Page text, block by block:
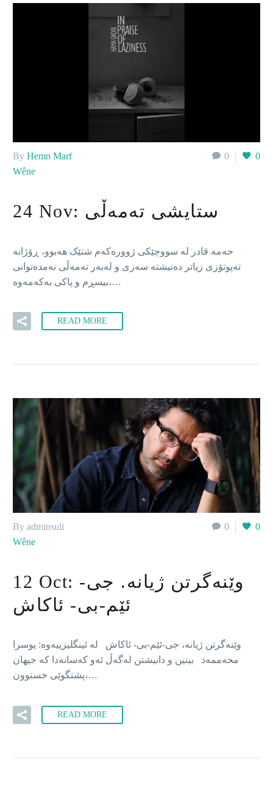
0 0
By Hemn Marf
Wêne
24 Nov: ستایشی تەمەڵی
حەمە قادر لە سووچێکی ژوورەکەم شتێک هەبوو، ڕۆژانە
تەپوتۆزی زیاتر دەنیشتە سەری و لەبەر تەمەڵی نەمدەتوانی
بیسڕم و پاکی بەکەمەوە،…
READ MORE
0 0
By adminsuli
Wêne
12 Oct: وێنەگرتن ژیانە. جی-
ئێم-بی- ئاکاش
وێنەگرتن ژیانە، جی-ئێم-بی- ئاکاش لە ئینگلیزییەوە: یوسرا
محه‌ممه‌د بينين و دانيشتن لەگەڵ ئەو کەسانەدا كه‌ جیهان
پشتگوێی خستوون،…
READ MORE